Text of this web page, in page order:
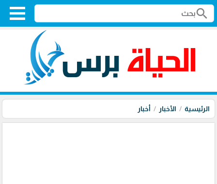
search
الرئيسية الأخبار أخبار